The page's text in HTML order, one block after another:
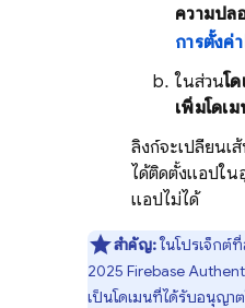
ความปล
การตั้งค่า
ในส่วนโ
เพิ่มโดเ
ลิงก์จะเปลี่ยนเ
ได้ติดตั้งแอปใ
แอปไม่ได้
สำคัญ:ในโปรเจ็กต์
2025 Firebase
เป็นโดเมนที่ได้รับอนุญา